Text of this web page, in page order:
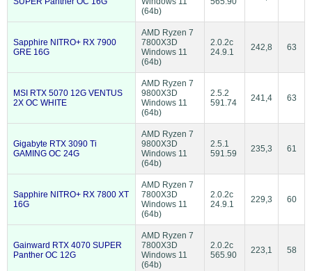
(64b)
Sapphire NITRO+ RX 7900
GRE 16G
AMD Ryzen 7
7800X3D
Windows 11
(64b)
2.0.2c
24.9.1
242,8 63
MSI RTX 5070 12G VENTUS
2X OC WHITE
AMD Ryzen 7
9800X3D
Windows 11
(64b)
2.5.2
591.74
241,4 63
Gigabyte RTX 3090 Ti
GAMING OC 24G
AMD Ryzen 7
9800X3D
Windows 11
(64b)
2.5.1
591.59
235,3 61
Sapphire NITRO+ RX 7800 XT
16G
AMD Ryzen 7
7800X3D
Windows 11
(64b)
2.0.2c
24.9.1
229,3 60
Gainward RTX 4070 SUPER
Panther OC 12G
AMD Ryzen 7
7800X3D
Windows 11
(64b)
2.0.2c
565.90
223,1 58